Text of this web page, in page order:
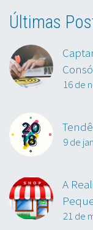
Últimas
16 de
9 de
A
21 de